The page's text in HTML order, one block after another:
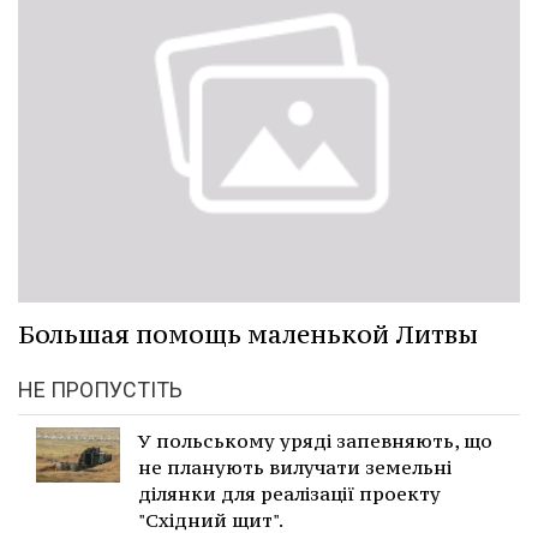
Большая помощь маленькой Литвы
НЕ ПРОПУСТІТЬ
У польському уряді запевняють, що
не планують вилучати земельні
ділянки для реалізації проекту
"Східний щит".